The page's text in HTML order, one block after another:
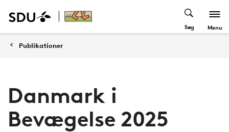
Søg Menu
Publikationer
Danmark i
Bevægelse 2025